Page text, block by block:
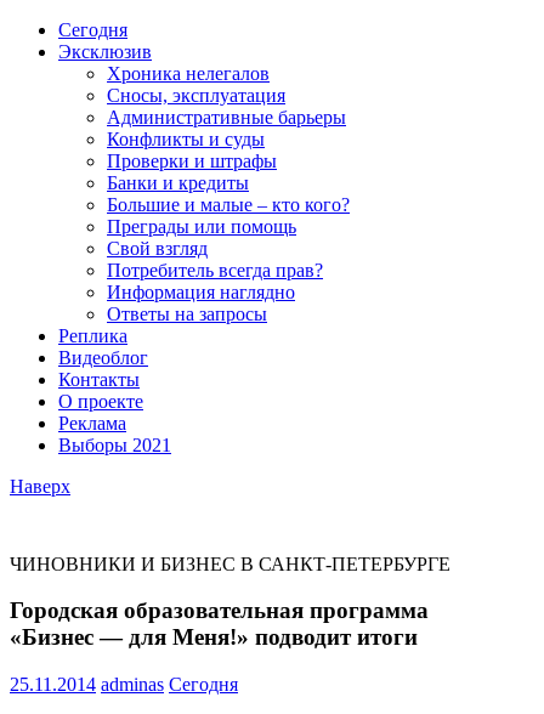
Сегодня
Эксклюзив
Хроника нелегалов
Сносы, эксплуатация
Административные барьеры
Конфликты и суды
Проверки и штрафы
Банки и кредиты
Большие и малые – кто кого?
Преграды или помощь
Свой взгляд
Потребитель всегда прав?
Информация наглядно
Ответы на запросы
Реплика
Видеоблог
Контакты
О проекте
Реклама
Выборы 2021
Наверх
ЧИНОВНИКИ И БИЗНЕС В САНКТ-ПЕТЕРБУРГЕ
Городская образовательная программа
«Бизнес — для Меня!» подводит итоги
25.11.2014 adminas Сегодня